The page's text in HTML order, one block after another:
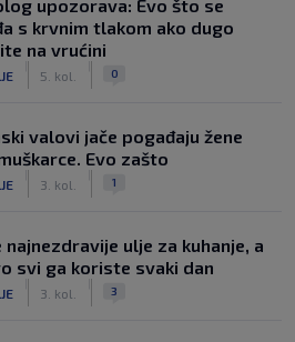
upozorava: Evo što se
s krvnim tlakom ako dugo
na vrućini
5. kol. 0
valovi jače pogađaju žene
Evo zašto
3. kol. 1
najnezdravije ulje za kuhanje, a
svi ga koriste svaki dan
3. kol. 3